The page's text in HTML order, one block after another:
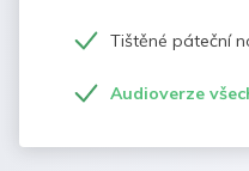
Tištěné páteční
Audioverze